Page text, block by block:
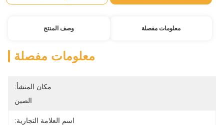
معلومات مفصلة وصف المنتج
معلومات مفصلة
مكان المنشأ:
الصين
اسم العلامة التجارية: